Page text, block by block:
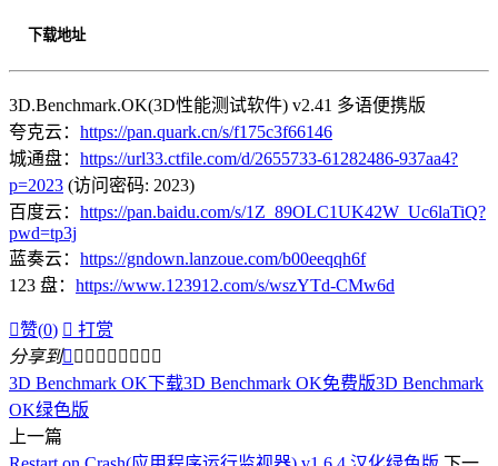
下载地址
3D.Benchmark.OK(3D性能测试软件) v2.41 多语便携版
夸克云： https://pan.quark.cn/s/f175c3f66146
城通盘： https://url33.ctfile.com/d/2655733-61282486-937aa4?
p=2023 (访问密码: 2023)
百度云： https://pan.baidu.com/s/1Z_89OLC1UK42W_Uc6laTiQ?
pwd=tp3j
蓝奏云： https://gndown.lanzoue.com/b00eeqqh6f
123 盘： https://www.123912.com/s/wszYTd-CMw6d
赞(0)  打赏
分享到        
3D Benchmark OK下载3D Benchmark OK免费版3D Benchmark
OK绿色版
上一篇